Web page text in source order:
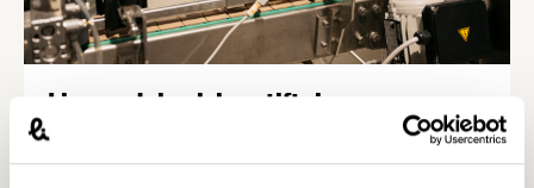
Livsmedel och lagstiftning –
Livsmedelsföretagen